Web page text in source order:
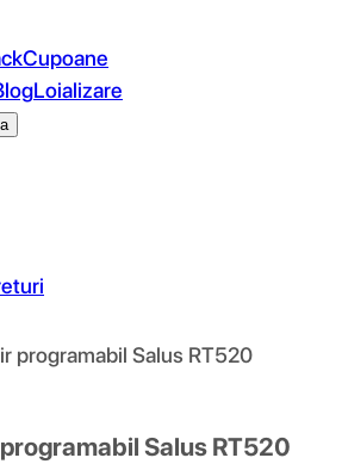
Cupoane
Loializare
programabil Salus RT520
Salus RT520